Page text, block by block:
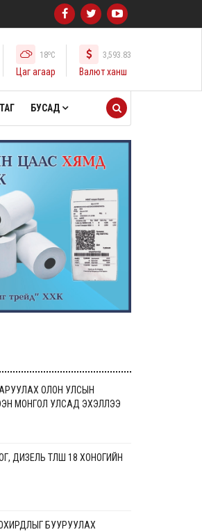
18oC
Цаг агаар
3,593.83
Валют ханш
БУСАД
ОЛОН УЛСЫН
МОНГОЛ УЛСАД ЭХЭЛЛЭЭ
ДИЗЕЛЬ ТҮЛШ 18 ХОНОГИЙН
БУУРУУЛАХ